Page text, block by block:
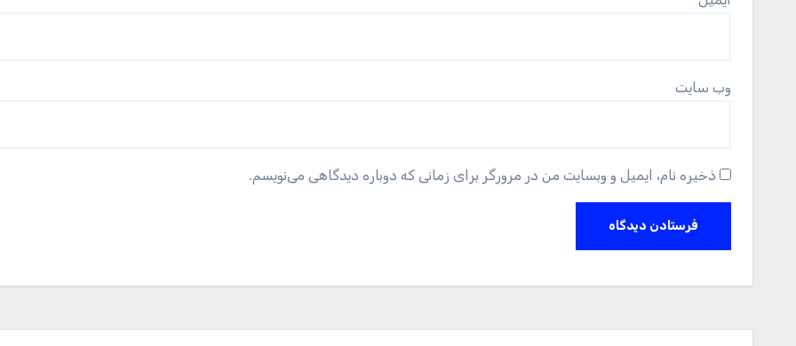
وب‌ سایت
ذخیره نام، ایمیل و وبسایت من در مرورگر برای زمانی که دوباره دیدگاهی می‌نویسم.